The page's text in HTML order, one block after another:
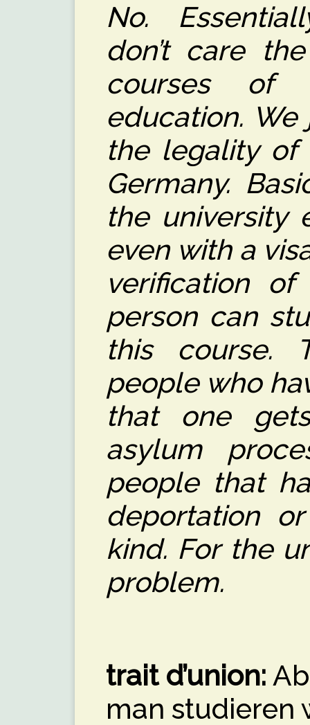
No.
don’t care
courses of
education.
the legality of
Germany.
the university
even with a
verification
person can
this course.
people who
that one
asylum
people that
deportation
kind. For the
problem.
trait d’union:
man studieren